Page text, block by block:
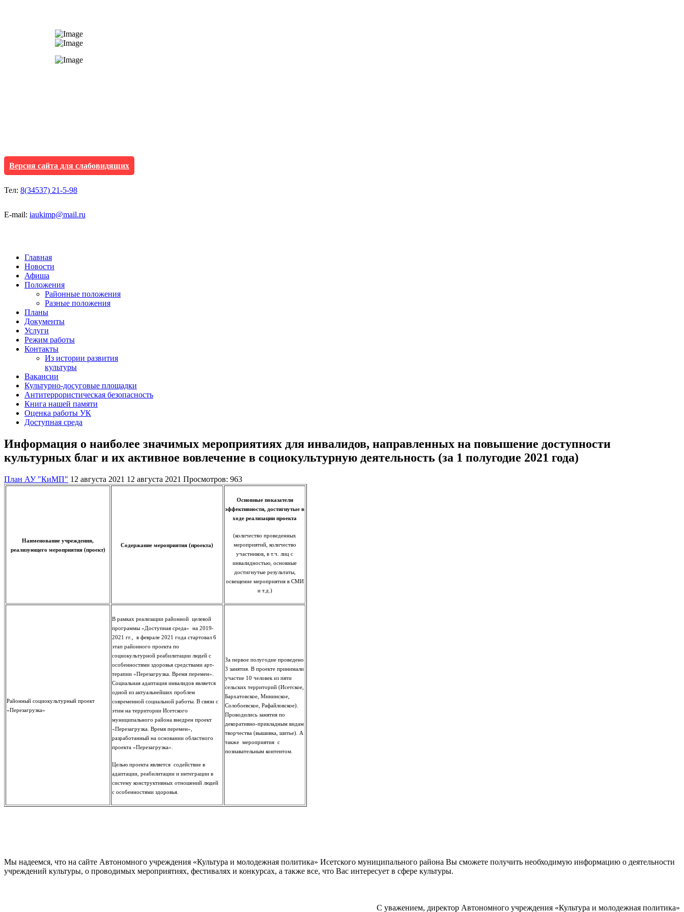
Версия сайта для слабовидящих
Тел: 8(34537) 21-5-98
E-mail: iaukimp@mail.ru
Главная
Новости
Афиша
Положения
Районные положения
Разные положения
Планы
Документы
Услуги
Режим работы
Контакты
Из истории развития
культуры
Вакансии
Культурно-досуговые площадки
Антитеррористическая безопасность
Книга нашей памяти
Оценка работы УК
Доступная среда
Информация о наиболее значимых мероприятиях для инвалидов, направленных на повышение доступности
культурных благ и их активное вовлечение в социокультурную деятельность (за 1 полугодие 2021 года)
План АУ "КиМП" 12 августа 2021 12 августа 2021 Просмотров: 963
Наименование учреждения,
реализующего мероприятия (проект)
Содержание мероприятия (проекта)
Основные показатели
эффективности, достигнутые в
ходе реализации проекта
(количество проведенных
мероприятий, количество
участников, в т.ч. лиц с
инвалидностью, основные
достигнутые результаты,
освещение мероприятия в СМИ
и т.д.)
Районный социокультурный проект
«Перезагрузка»
В рамках реализации районной целевой
программы «Доступная среда» на 2019-
2021 гг., в феврале 2021 года стартовал 6
этап районного проекта по
социокультурной реабилитации людей с
особенностями здоровья средствами арт-
терапии «Перезагрузка. Время перемен».
Социальная адаптация инвалидов является
одной из актуальнейших проблем
современной социальной работы. В связи с
этим на территории Исетского
муниципального района внедрен проект
«Перезагрузка. Время перемен»,
разработанный на основании областного
проекта «Перезагрузка».
Целью проекта является содействие в
адаптации, реабилитации и интеграции в
систему конструктивных отношений людей
с особенностями здоровья.
За первое полугодие проведено
3 занятия. В проекте принимали
участие 10 человек из пяти
сельских территорий (Исетское,
Бархатовское, Мининское,
Солобоевское, Рафайловское).
Проводились занятия по
декоративно-прикладным видам
творчества (вышивка, шитье). А
также мероприятия с
познавательным контентом.
Мы надеемся, что на сайте Автономного учреждения «Культура и молодежная политика» Исетского муниципального района Вы сможете получить необходимую информацию о деятельности
учреждений культуры, о проводимых мероприятиях, фестивалях и конкурсах, а также все, что Вас интересует в сфере культуры.
С уважением, директор Автономного учреждения «Культура и молодежная политика»